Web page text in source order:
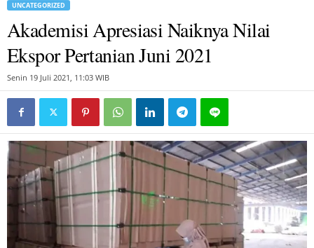
UNCATEGORIZED
Akademisi Apresiasi Naiknya Nilai
Ekspor Pertanian Juni 2021
Senin 19 Juli 2021, 11:03 WIB